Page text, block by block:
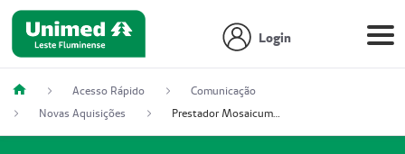
Login
Acesso Rápido
Comunicação
Novas Aquisições
Prestador Mosaicum Espaço Clínico Ltda (51004352-0)